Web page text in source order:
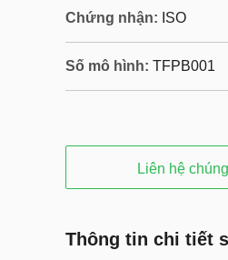
Chứng nhận: ISO
Số mô hình: TFPB001
Liên hệ
Thông tin chi tiết